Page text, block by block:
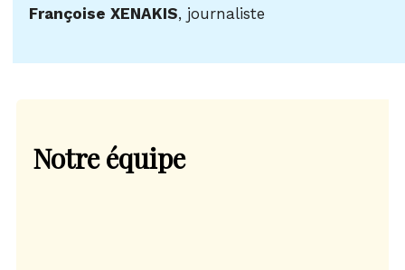
Françoise XENAKIS, journaliste
Notre équipe